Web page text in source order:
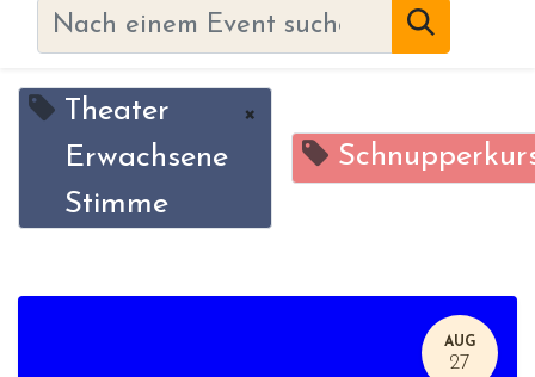
Theater
Erwachsene
Stimme
×
AUG
27